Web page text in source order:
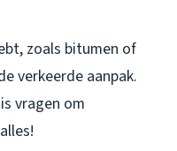
zoals bitumen of
verkeerde aanpak.
vragen om